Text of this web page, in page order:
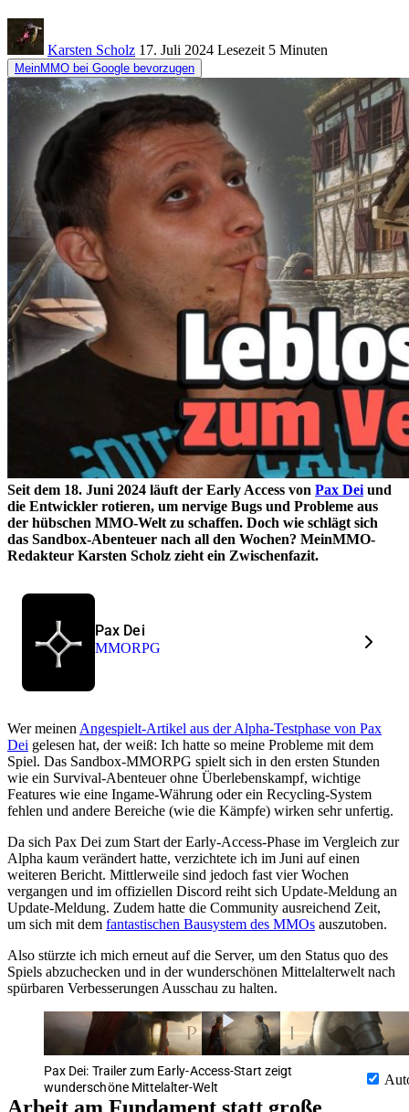
Karsten Scholz 17. Juli 2024 Lesezeit 5 Minuten
MeinMMO bei Google bevorzugen
Seit dem 18. Juni 2024 läuft der Early Access von Pax Dei und
die Entwickler rotieren, um nervige Bugs und Probleme aus
der hübschen MMO-Welt zu schaffen. Doch wie schlägt sich
das Sandbox-Abenteuer nach all den Wochen? MeinMMO-
Redakteur Karsten Scholz zieht ein Zwischenfazit.
Pax Dei
MMORPG
Wer meinen Angespielt-Artikel aus der Alpha-Testphase von Pax
Dei gelesen hat, der weiß: Ich hatte so meine Probleme mit dem
Spiel. Das Sandbox-MMORPG spielt sich in den ersten Stunden
wie ein Survival-Abenteuer ohne Überlebenskampf, wichtige
Features wie eine Ingame-Währung oder ein Recycling-System
fehlen und andere Bereiche (wie die Kämpfe) wirken sehr unfertig.
Da sich Pax Dei zum Start der Early-Access-Phase im Vergleich zur
Alpha kaum verändert hatte, verzichtete ich im Juni auf einen
weiteren Bericht. Mittlerweile sind jedoch fast vier Wochen
vergangen und im offiziellen Discord reiht sich Update-Meldung an
Update-Meldung. Zudem hatte die Community ausreichend Zeit,
um sich mit dem fantastischen Bausystem des MMOs auszutoben.
Also stürzte ich mich erneut auf die Server, um den Status quo des
Spiels abzuchecken und in der wunderschönen Mittelalterwelt nach
spürbaren Verbesserungen Ausschau zu halten.
Pax Dei: Trailer zum Early-Access-Start zeigt
wunderschöne Mittelalter-Welt